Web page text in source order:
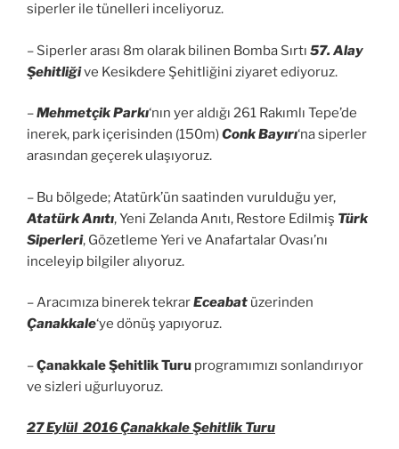
siperler ile tünelleri inceliyoruz.
– Siperler arası 8m olarak bilinen Bomba Sırtı 57. Alay
Şehitliğive Kesikdere Şehitliğini ziyaret ediyoruz.
–Mehmetçik Parkı‘nın yer aldığı 261 Rakımlı Tepe’de
inerek, park içerisinden (150m)Conk Bayırı‘na siperler
arasından geçerek ulaşıyoruz.
– Bu bölgede; Atatürk’ün saatinden vurulduğu yer,
Atatürk Anıtı, Yeni Zelanda Anıtı, Restore Edilmiş Türk
Siperleri, Gözetleme Yeri ve Anafartalar Ovası’nı
inceleyip bilgiler alıyoruz.
– Aracımıza binerek tekrarEceabat üzerinden
Çanakkale‘ye dönüş yapıyoruz.
–Çanakkale Şehitlik Turu programımızı sonlandırıyor
ve sizleri uğurluyoruz.
27 Eylül 2016 Çanakkale Şehitlik Turu